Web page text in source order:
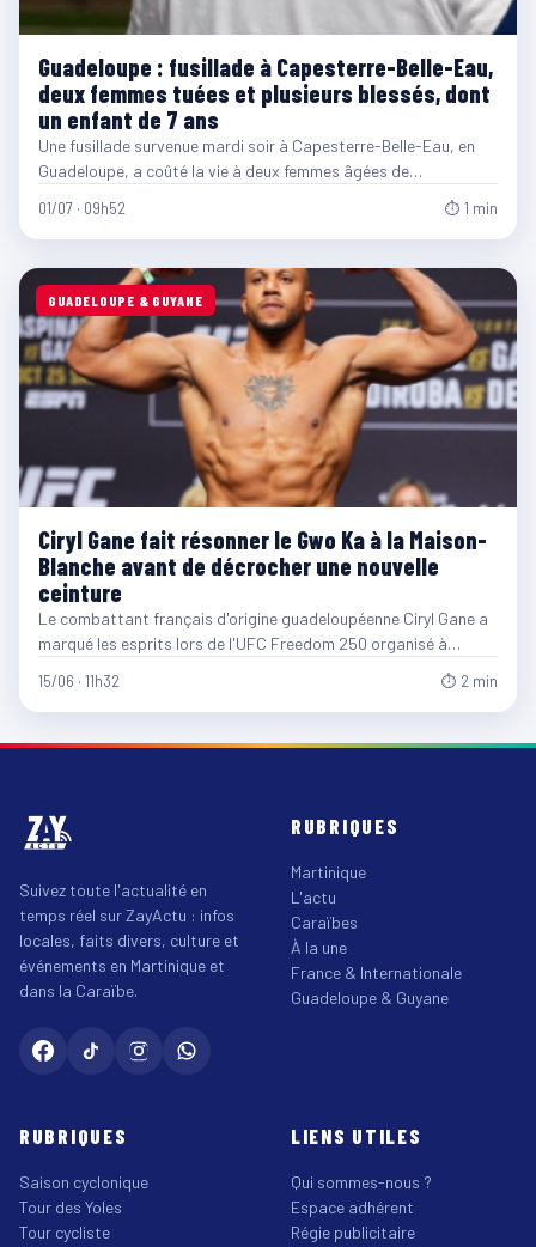
Guadeloupe : fusillade à Capesterre-Belle-Eau,
deux femmes tuées et plusieurs blessés, dont
un enfant de 7 ans
Une fusillade survenue mardi soir à Capesterre-Belle-Eau, en
Guadeloupe, a coûté la vie à deux femmes âgées de…
01/07 · 09h52 ⏱ 1 min
GUADELOUPE & GUYANE
Ciryl Gane fait résonner le Gwo Ka à la Maison-
Blanche avant de décrocher une nouvelle
ceinture
Le combattant français d'origine guadeloupéenne Ciryl Gane a
marqué les esprits lors de l'UFC Freedom 250 organisé à…
15/06 · 11h32 ⏱ 2 min
Suivez toute l'actualité en
temps réel sur ZayActu : infos
locales, faits divers, culture et
événements en Martinique et
dans la Caraïbe.
RUBRIQUES
Martinique
L'actu
Caraïbes
À la une
France & Internationale
Guadeloupe & Guyane
RUBRIQUES
Saison cyclonique
Tour des Yoles
Tour cycliste
LIENS UTILES
Qui sommes-nous ?
Espace adhérent
Régie publicitaire